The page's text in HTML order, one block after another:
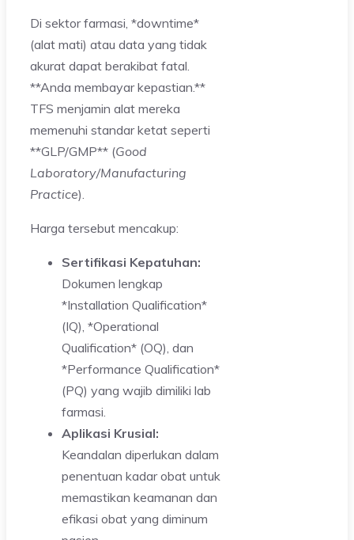
Di sektor farmasi, *downtime*
(alat mati) atau data yang tidak
akurat dapat berakibat fatal.
**Anda membayar kepastian.**
TFS menjamin alat mereka
memenuhi standar ketat seperti
**GLP/GMP** (Good
Laboratory/Manufacturing
Practice).
Harga tersebut mencakup:
Sertifikasi Kepatuhan:
Dokumen lengkap
*Installation Qualification*
(IQ), *Operational
Qualification* (OQ), dan
*Performance Qualification*
(PQ) yang wajib dimiliki lab
farmasi.
Aplikasi Krusial:
Keandalan diperlukan dalam
penentuan kadar obat untuk
memastikan keamanan dan
efikasi obat yang diminum